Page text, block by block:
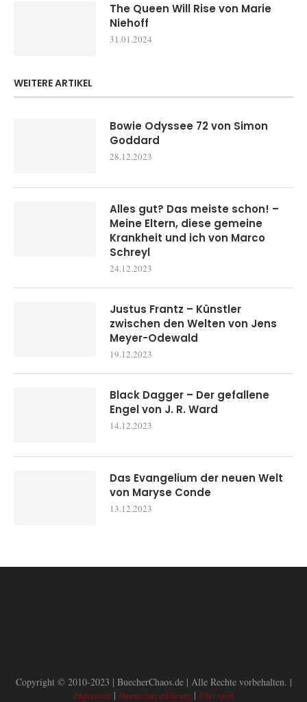
The Queen Will Rise von Marie
Niehoff
31.01.2024
WEITERE ARTIKEL
Bowie Odyssee 72 von Simon
Goddard
28.12.2023
Alles gut? Das meiste schon! –
Meine Eltern, diese gemeine
Krankheit und ich von Marco
Schreyl
24.12.2023
Justus Frantz – Künstler
zwischen den Welten von Jens
Meyer-Odewald
19.12.2023
Black Dagger – Der gefallene
Engel von J. R. Ward
14.12.2023
Das Evangelium der neuen Welt
von Maryse Conde
13.12.2023
Copyright © 2010-2023 | BuecherChaos.de | Alle Rechte vorbehalten. |
Impressum | Datenschutzerklärung| Über mich